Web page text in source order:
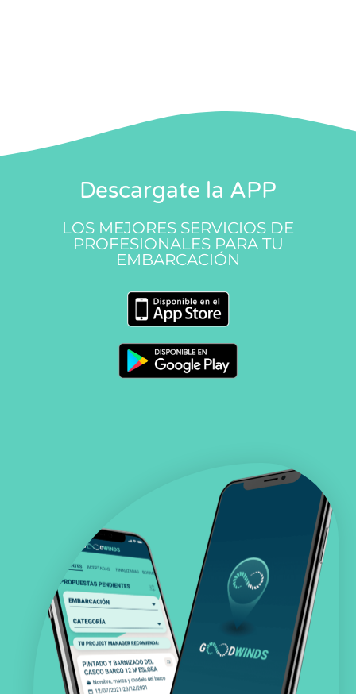
Descargate la APP
LOS MEJORES SERVICIOS DE
PROFESIONALES PARA TU
EMBARCACIÓN